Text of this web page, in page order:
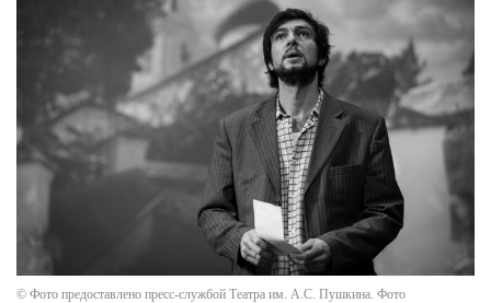
© Фото предоставлено пресс-службой Театра им. А.С. Пушкина. Фото